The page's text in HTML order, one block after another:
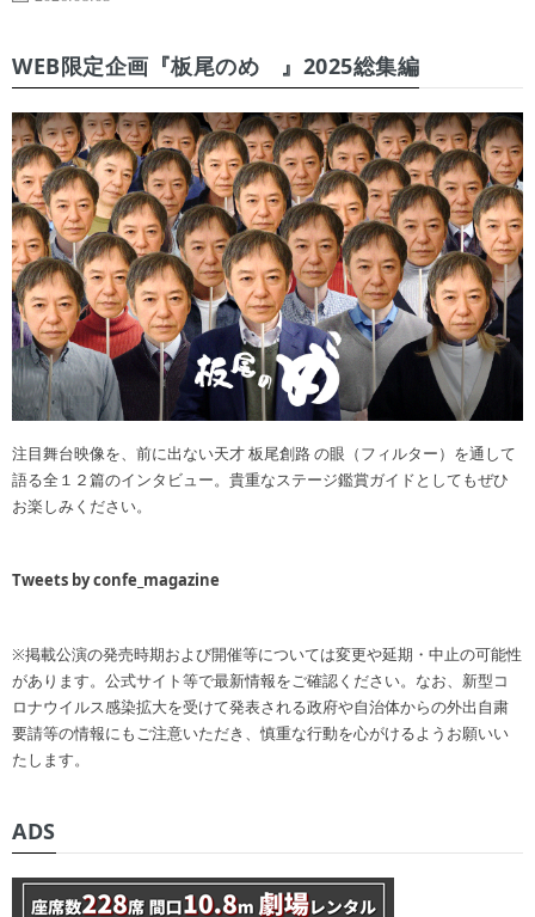
WEB限定企画『板尾のめ゙』2025総集編
注目舞台映像を、前に出ない天才 板尾創路 の眼（フィルター）を通して
語る全１２篇のインタビュー。貴重なステージ鑑賞ガイドとしてもぜひ
お楽しみください。
Tweets by confe_magazine
※掲載公演の発売時期および開催等については変更や延期・中止の可能性
があります。公式サイト等で最新情報をご確認ください。なお、新型コ
ロナウイルス感染拡大を受けて発表される政府や自治体からの外出自粛
要請等の情報にもご注意いただき、慎重な行動を心がけるようお願いい
たします。
ADS